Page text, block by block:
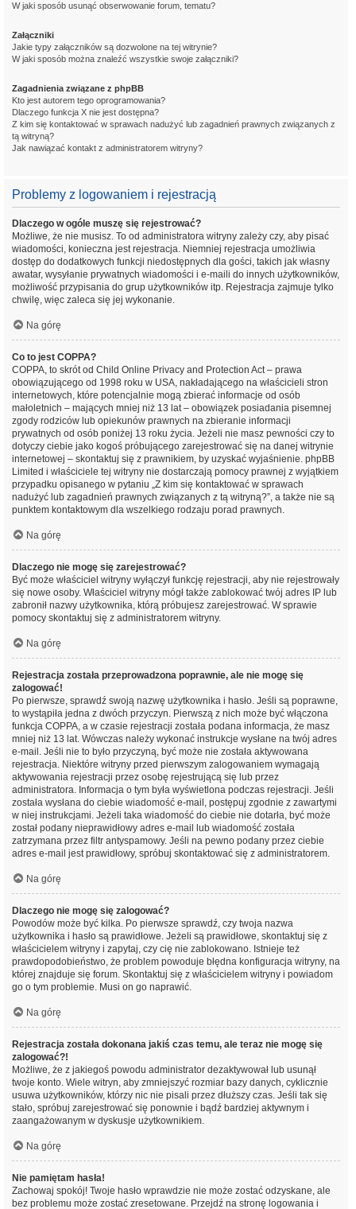
W jaki sposób usunąć obserwowanie forum, tematu?
Załączniki
Jakie typy załączników są dozwolone na tej witrynie?
W jaki sposób można znaleźć wszystkie swoje załączniki?
Zagadnienia związane z phpBB
Kto jest autorem tego oprogramowania?
Dlaczego funkcja X nie jest dostępna?
Z kim się kontaktować w sprawach nadużyć lub zagadnień prawnych związanych z
tą witryną?
Jak nawiązać kontakt z administratorem witryny?
Problemy z logowaniem i rejestracją
Dlaczego w ogóle muszę się rejestrować?
Możliwe, że nie musisz. To od administratora witryny zależy czy, aby pisać
wiadomości, konieczna jest rejestracja. Niemniej rejestracja umożliwia
dostęp do dodatkowych funkcji niedostępnych dla gości, takich jak własny
awatar, wysyłanie prywatnych wiadomości i e-maili do innych użytkowników,
możliwość przypisania do grup użytkowników itp. Rejestracja zajmuje tylko
chwilę, więc zaleca się jej wykonanie.
Na górę
Co to jest COPPA?
COPPA, to skrót od Child Online Privacy and Protection Act – prawa
obowiązującego od 1998 roku w USA, nakładającego na właścicieli stron
internetowych, które potencjalnie mogą zbierać informacje od osób
małoletnich – mających mniej niż 13 lat – obowiązek posiadania pisemnej
zgody rodziców lub opiekunów prawnych na zbieranie informacji
prywatnych od osób poniżej 13 roku życia. Jeżeli nie masz pewności czy to
dotyczy ciebie jako kogoś próbującego zarejestrować się na danej witrynie
internetowej – skontaktuj się z prawnikiem, by uzyskać wyjaśnienie. phpBB
Limited i właściciele tej witryny nie dostarczają pomocy prawnej z wyjątkiem
przypadku opisanego w pytaniu „Z kim się kontaktować w sprawach
nadużyć lub zagadnień prawnych związanych z tą witryną?”, a także nie są
punktem kontaktowym dla wszelkiego rodzaju porad prawnych.
Na górę
Dlaczego nie mogę się zarejestrować?
Być może właściciel witryny wyłączył funkcję rejestracji, aby nie rejestrowały
się nowe osoby. Właściciel witryny mógł także zablokować twój adres IP lub
zabronił nazwy użytkownika, którą próbujesz zarejestrować. W sprawie
pomocy skontaktuj się z administratorem witryny.
Na górę
Rejestracja została przeprowadzona poprawnie, ale nie mogę się
zalogować!
Po pierwsze, sprawdź swoją nazwę użytkownika i hasło. Jeśli są poprawne,
to wystąpiła jedna z dwóch przyczyn. Pierwszą z nich może być włączona
funkcja COPPA, a w czasie rejestracji została podana informacja, że masz
mniej niż 13 lat. Wówczas należy wykonać instrukcje wysłane na twój adres
e-mail. Jeśli nie to było przyczyną, być może nie została aktywowana
rejestracja. Niektóre witryny przed pierwszym zalogowaniem wymagają
aktywowania rejestracji przez osobę rejestrującą się lub przez
administratora. Informacja o tym była wyświetlona podczas rejestracji. Jeśli
została wysłana do ciebie wiadomość e-mail, postępuj zgodnie z zawartymi
w niej instrukcjami. Jeżeli taka wiadomość do ciebie nie dotarła, być może
został podany nieprawidłowy adres e-mail lub wiadomość została
zatrzymana przez filtr antyspamowy. Jeśli na pewno podany przez ciebie
adres e-mail jest prawidłowy, spróbuj skontaktować się z administratorem.
Na górę
Dlaczego nie mogę się zalogować?
Powodów może być kilka. Po pierwsze sprawdź, czy twoja nazwa
użytkownika i hasło są prawidłowe. Jeżeli są prawidłowe, skontaktuj się z
właścicielem witryny i zapytaj, czy cię nie zablokowano. Istnieje też
prawdopodobieństwo, że problem powoduje błędna konfiguracja witryny, na
której znajduje się forum. Skontaktuj się z właścicielem witryny i powiadom
go o tym problemie. Musi on go naprawić.
Na górę
Rejestracja została dokonana jakiś czas temu, ale teraz nie mogę się
zalogować?!
Możliwe, że z jakiegoś powodu administrator dezaktywował lub usunął
twoje konto. Wiele witryn, aby zmniejszyć rozmiar bazy danych, cyklicznie
usuwa użytkowników, którzy nic nie pisali przez dłuższy czas. Jeśli tak się
stało, spróbuj zarejestrować się ponownie i bądź bardziej aktywnym i
zaangażowanym w dyskusje użytkownikiem.
Na górę
Nie pamiętam hasła!
Zachowaj spokój! Twoje hasło wprawdzie nie może zostać odzyskane, ale
bez problemu może zostać zresetowane. Przejdź na stronę logowania i